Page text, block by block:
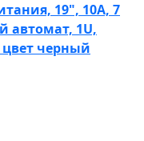
19", 10А, 7
автомат, 1U,
цвет черный